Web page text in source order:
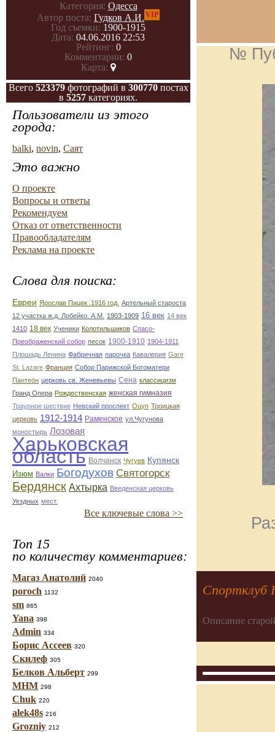
Категория: Одесса
Автор поста: Гудков А.И. VIP
Год съемки: 1900-1915
Дата: 04.06.2016 22:53
Рейтинг: 0
Комментарии: 0
Карта:
Всего 523379фотографий в 300770постах
в 5257 категориях.
Пользователи из этого
города:
balki, novin, Саят
Это важно
О проекте
Вопросы и ответы
Рекомендуем
Отказ от ответственности
Правообладателям
Реклама на проекте
Слова для поиска:
Евреи Ярослав Пицек .1916 год. Артельный староста
12 участка ж.д. Лобейко. А.М.
1903-1909 16 век 14 век
1410 18 век Ученики Колотильшиков Спасо-
Преображенский собор песок 1900-1910 1904-1911
Плошадь Ленина Фабричная парочка Кавалерия Gare
St. Lazare Франция Собор Парижской Богоматери
Пантео́н церковь св. Женевьевы Сена классицизм
Гранд Опера Рождественская женская гимназия
Траурное шествие Невский проспект Оцуп Троицкая
церковь 1912-1914 Раменское ул.Чугунова
моностырь Лозовая
Харьковская
область Волчанск Чугуев Купянск
Изюм Валки Богодухов Святогорск
Бердянск Ахтырка Введенская церковь
Уездных мест.
Все ключевые слова >>
Топ 15
по количеству комментариев:
Магаз Анатолий 2040
poroch 1132
sm 865
Yana 398
Admin 334
Борис Ассеев 320
Скилеф 305
Белков Альберт 299
МНМ 298
Chuk 220
alek48s 216
Grozniy 212
№
Спортклуб
Описание